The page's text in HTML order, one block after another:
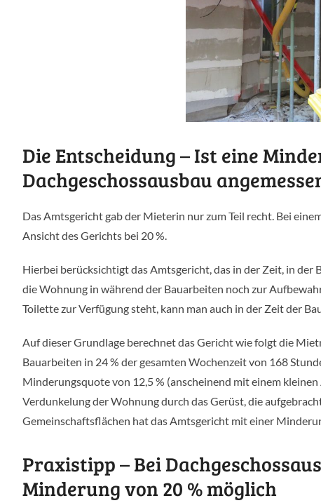
Die Entscheidung – Ist eine
Dachgeschossausbau
Das Amtsgericht gab der Mieterin nur zum Teil recht. Bei
Ansicht des Gerichts bei 20 %.
Hierbei berücksichtigt das Amtsgericht, das in der Zeit, in
die Wohnung in während der Bauarbeiten noch zur
Toilette zur Verfügung steht, kann man auch in der Zeit der
Auf dieser Grundlage berechnet das Gericht wie folgt die
Bauarbeiten in 24 % der gesamten Wochenzeit von 168
Minderungsquote von 12,5 % (anscheinend mit einem
Verdunkelung der Wohnung durch das Gerüst, die
Gemeinschaftsflächen hat das Amtsgericht mit einer
Praxistipp – Bei
Minderung von 20 % möglich